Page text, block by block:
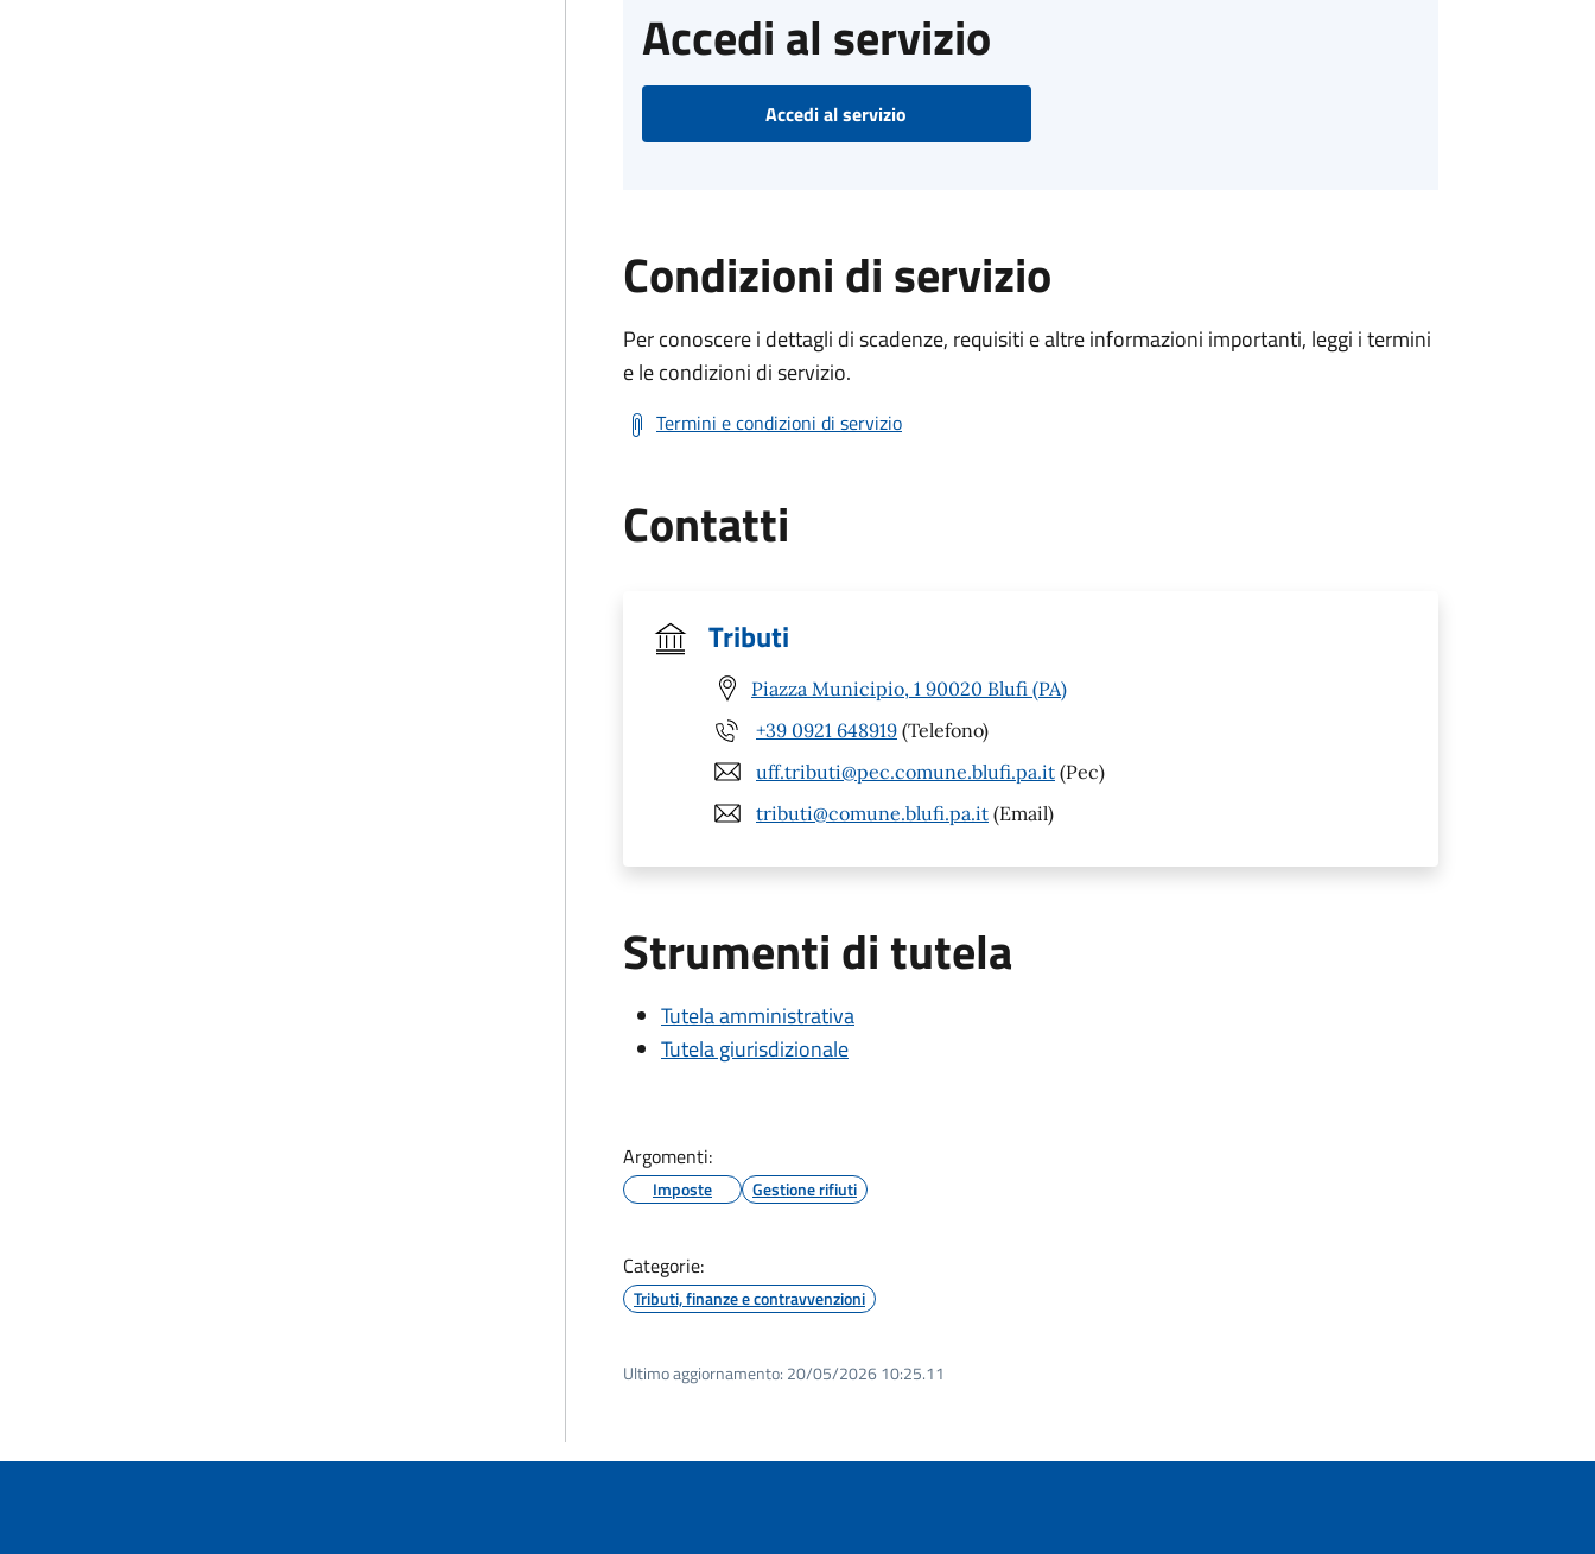
Accedi al servizio
Accedi al servizio
Condizioni di servizio
Per conoscere i dettagli di scadenze, requisiti e altre informazioni importanti, leggi i termini
e le condizioni di servizio.
Termini e condizioni di servizio
Contatti
Tributi
Piazza Municipio, 1 90020 Blufi (PA)
+39 0921 648919 (Telefono)
uff.tributi@pec.comune.blufi.pa.it (Pec)
tributi@comune.blufi.pa.it (Email)
Strumenti di tutela
Tutela amministrativa
Tutela giurisdizionale
Argomenti:
Imposte Gestione rifiuti
Categorie:
Tributi, finanze e contravvenzioni
Ultimo aggiornamento: 20/05/2026 10:25.11